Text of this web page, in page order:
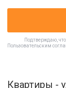
Подтверждаю,
Пользовательским
Квартиры -